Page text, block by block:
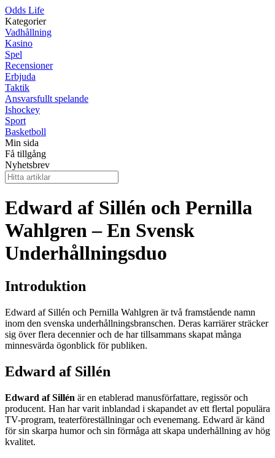
Odds Life
Kategorier
Vadhållning
Kasino
Spel
Recensioner
Erbjuda
Taktik
Ansvarsfullt spelande
Ishockey
Sport
Basketboll
Min sida
Få tillgång
Nyhetsbrev
Edward af Sillén och Pernilla
Wahlgren – En Svensk
Underhållningsduo
Introduktion
Edward af Sillén och Pernilla Wahlgren är två framstående namn
inom den svenska underhållningsbranschen. Deras karriärer sträcker
sig över flera decennier och de har tillsammans skapat många
minnesvärda ögonblick för publiken.
Edward af Sillén
Edward af Sillén är en etablerad manusförfattare, regissör och
producent. Han har varit inblandad i skapandet av ett flertal populära
TV-program, teaterföreställningar och evenemang. Edward är känd
för sin skarpa humor och sin förmåga att skapa underhållning av hög
kvalitet.